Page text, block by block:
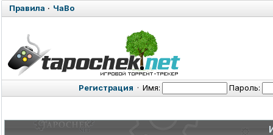
Правила · ЧаВо
Регистрация · Имя: Пароль: